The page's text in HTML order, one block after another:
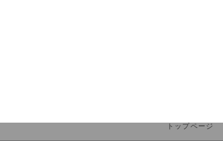
トップページ